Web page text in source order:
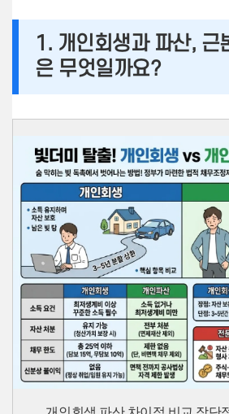
1. 개인회생과 파산, 근
은 무엇일까요?